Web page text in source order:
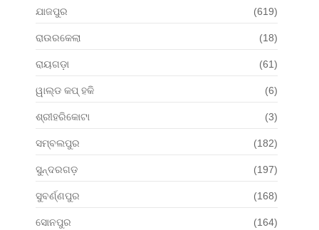
ଯାଜପୁର (619)
ରାଉରକେଲା (18)
ରାୟଗଡ଼ା (61)
ୱାଲ୍ଡ କପ୍ ହକି (6)
ଶ୍ରୀହରିକୋଟା (3)
ସମ୍ବଲପୁର (182)
ସୁନ୍ଦରଗଡ଼ (197)
ସୁବର୍ଣ୍ଣପୁର (168)
ସୋନପୁର (164)